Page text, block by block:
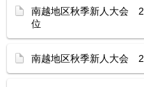
南越地区秋季新人大
位
南越地区秋季新人大会